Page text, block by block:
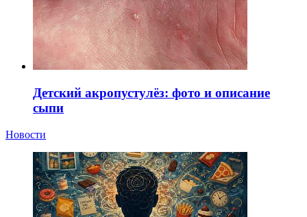
Детский акропустулёз: фото и описание
сыпи
Новости